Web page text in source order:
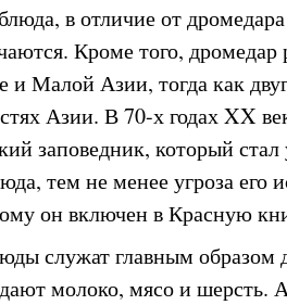
в отличие от
Кроме того,
и Малой Азии, тогда как
Азии. В 70-х годах XX
заповедник, который
тем не менее угроза его
он включен в Красную
служат главным образом
молоко, мясо и шерсть.